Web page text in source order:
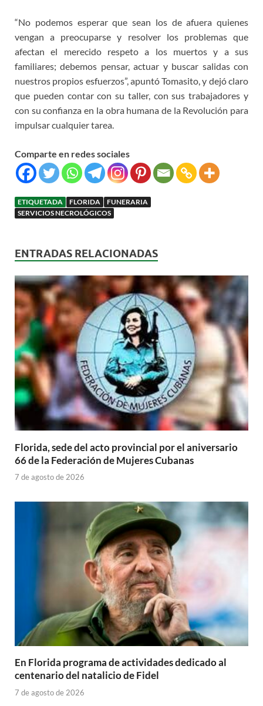
“No podemos esperar que sean los de afuera quienes
vengan a preocuparse y resolver los problemas que
afectan el merecido respeto a los muertos y a sus
familiares; debemos pensar, actuar y buscar salidas con
nuestros propios esfuerzos”, apuntó Tomasito, y dejó claro
que pueden contar con su taller, con sus trabajadores y
con su confianza en la obra humana de la Revolución para
impulsar cualquier tarea.
Comparte en redes sociales
ETIQUETADA FLORIDA
FUNERARIA
SERVICIOS NECROLÓGICOS
ENTRADAS RELACIONADAS
Florida, sede del acto provincial por el aniversario
66 de la Federación de Mujeres Cubanas
7 de agosto de 2026
En Florida programa de actividades dedicado al
centenario del natalicio de Fidel
7 de agosto de 2026